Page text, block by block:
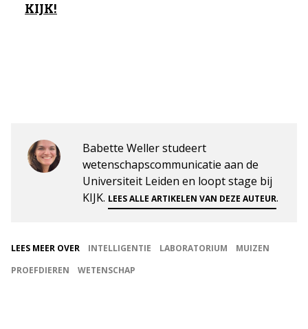
KIJK!
Babette Weller studeert
wetenschapscommunicatie aan de
Universiteit Leiden en loopt stage bij
KIJK. LEES ALLE ARTIKELEN VAN DEZE AUTEUR.
LEES MEER OVER INTELLIGENTIE LABORATORIUM
MUIZEN
PROEFDIEREN
WETENSCHAP